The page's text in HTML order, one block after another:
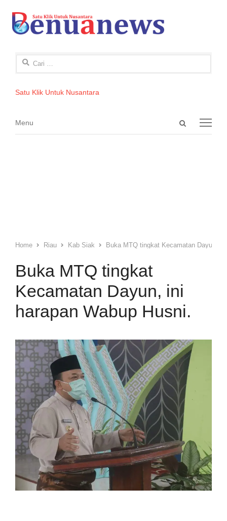
Cari
Satu Klik Untuk Nusantara
Open
Menu
Menu
Home Riau Kab Siak Buka MTQ tingkat Kecamatan Dayun,
Buka MTQ tingkat
Kecamatan Dayun, ini
harapan Wabup Husni.